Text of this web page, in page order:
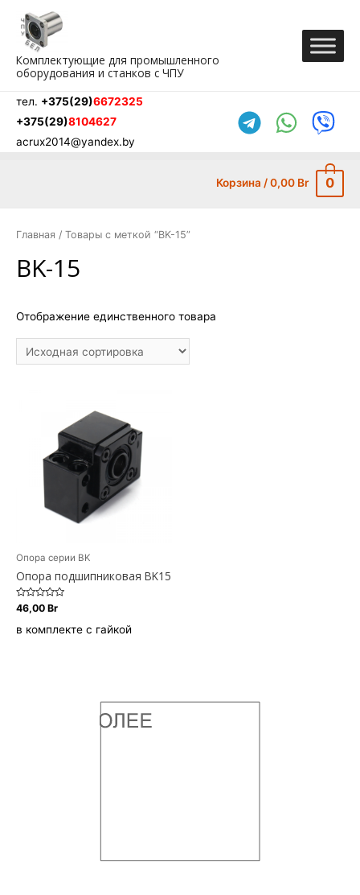
содержимому
Комплектующие для промышленного
оборудования и станков с ЧПУ
тел. +375(29)6672325
+375(29)8104627
acrux2014@yandex.by
Корзина /0,00 Br 0
Главная / Товары с меткой “BK-15”
BK-15
Отображение единственного товара
Опора серии BK
Опора подшипниковая BK15
Оценка
0
5
46,00 Br
в комплекте с гайкой